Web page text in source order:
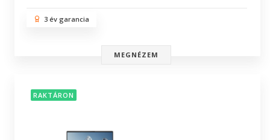
3 év garancia
MEGNÉZEM
RAKTÁRON